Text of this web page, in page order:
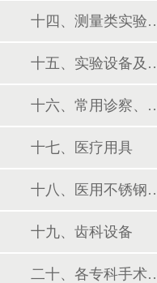
十四、测
十五、实验
十六、常用
十七、医疗用具
十八、医
十九、齿科设备
二十、各专